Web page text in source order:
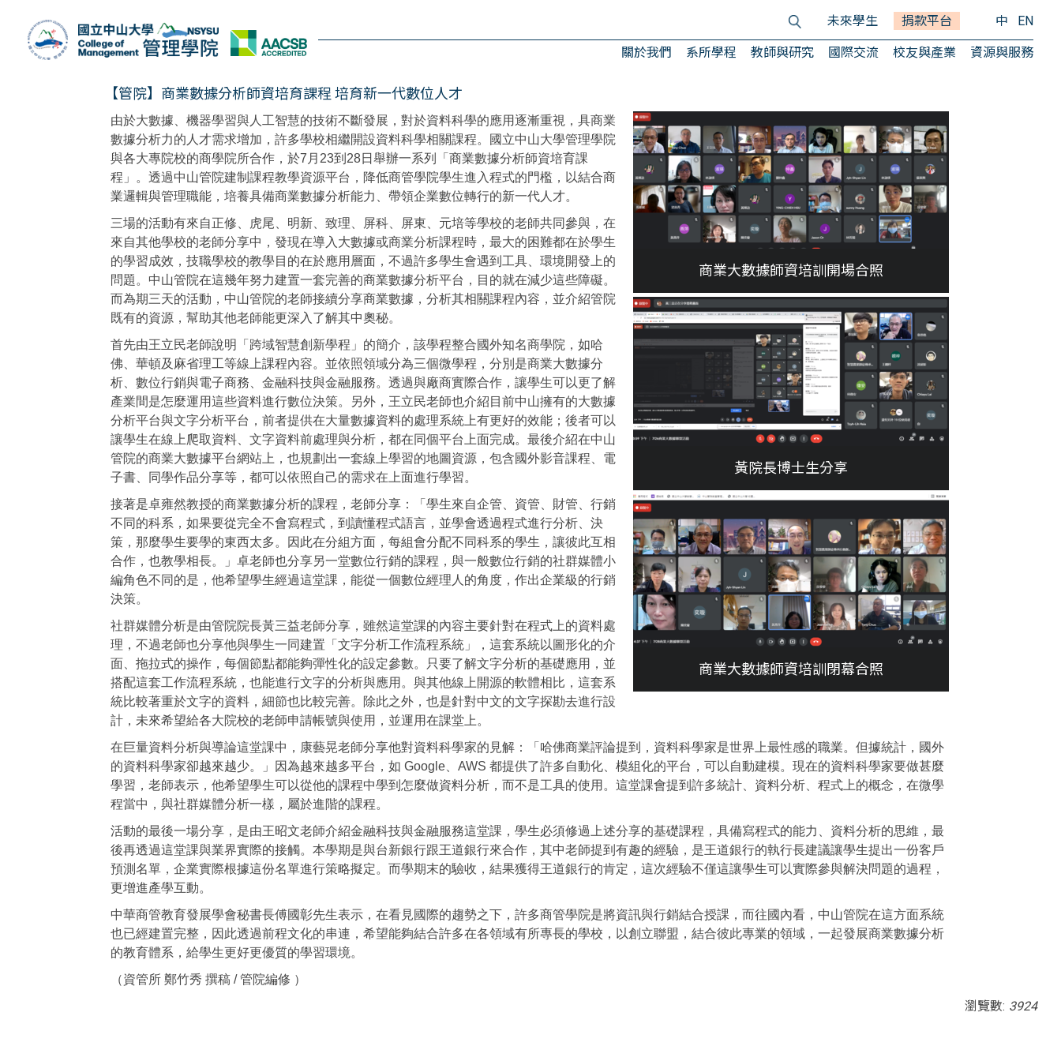
關於我們 系所學程 教師與研究 國際交流 校友與產業 資源與服務
未來學生 捐款平台 中 EN
【管院】商業數據分析師資培育課程 培育新一代數位人才
商業大數據師資培訓開場合照
黃院長博士生分享
商業大數據師資培訓閉幕合照
由於大數據、機器學習與人工智慧的技術不斷發展，對於資料科學的應用逐漸重視，具商業
數據分析力的人才需求增加，許多學校相繼開設資料科學相關課程。國立中山大學管理學院
與各大專院校的商學院所合作，於7月23到28日舉辦一系列「商業數據分析師資培育課
程」。透過中山管院建制課程教學資源平台，降低商管學院學生進入程式的門檻，以結合商
業邏輯與管理職能，培養具備商業數據分析能力、帶領企業數位轉行的新一代人才。
三場的活動有來自正修、虎尾、明新、致理、屏科、屏東、元培等學校的老師共同參與，在
來自其他學校的老師分享中，發現在導入大數據或商業分析課程時，最大的困難都在於學生
的學習成效，技職學校的教學目的在於應用層面，不過許多學生會遇到工具、環境開發上的
問題。中山管院在這幾年努力建置一套完善的商業數據分析平台，目的就在減少這些障礙。
而為期三天的活動，中山管院的老師接續分享商業數據，分析其相關課程內容，並介紹管院
既有的資源，幫助其他老師能更深入了解其中奧秘。
首先由王立民老師說明「跨域智慧創新學程」的簡介，該學程整合國外知名商學院，如哈
佛、華頓及麻省理工等線上課程內容。並依照領域分為三個微學程，分別是商業大數據分
析、數位行銷與電子商務、金融科技與金融服務。透過與廠商實際合作，讓學生可以更了解
產業間是怎麼運用這些資料進行數位決策。另外，王立民老師也介紹目前中山擁有的大數據
分析平台與文字分析平台，前者提供在大量數據資料的處理系統上有更好的效能；後者可以
讓學生在線上爬取資料、文字資料前處理與分析，都在同個平台上面完成。最後介紹在中山
管院的商業大數據平台網站上，也規劃出一套線上學習的地圖資源，包含國外影音課程、電
子書、同學作品分享等，都可以依照自己的需求在上面進行學習。
接著是卓雍然教授的商業數據分析的課程，老師分享：「學生來自企管、資管、財管、行銷
不同的科系，如果要從完全不會寫程式，到讀懂程式語言，並學會透過程式進行分析、決
策，那麼學生要學的東西太多。因此在分組方面，每組會分配不同科系的學生，讓彼此互相
合作，也教學相長。」卓老師也分享另一堂數位行銷的課程，與一般數位行銷的社群媒體小
編角色不同的是，他希望學生經過這堂課，能從一個數位經理人的角度，作出企業級的行銷
決策。
社群媒體分析是由管院院長黃三益老師分享，雖然這堂課的內容主要針對在程式上的資料處
理，不過老師也分享他與學生一同建置「文字分析工作流程系統」，這套系統以圖形化的介
面、拖拉式的操作，每個節點都能夠彈性化的設定參數。只要了解文字分析的基礎應用，並
搭配這套工作流程系統，也能進行文字的分析與應用。與其他線上開源的軟體相比，這套系
統比較著重於文字的資料，細節也比較完善。除此之外，也是針對中文的文字探勘去進行設
計，未來希望給各大院校的老師申請帳號與使用，並運用在課堂上。
在巨量資料分析與導論這堂課中，康藝晃老師分享他對資料科學家的見解：「 哈佛商業評論提到， 資料科學家是世界上最性感的職業。但據統計，國外
的資料科學家卻越來越少。」因為越來越多平台，如 Google、AWS 都提供了許多自動化、模組化的平台，可以自動建模。現在的資料科學家要做甚麼
學習，老師表示，他希望學生可以從他的課程中學到怎麼做資料分析，而不是工具的使用。這堂課會提到許多統計、資料分析、程式上的概念，在微學
程當中，與社群媒體分析一樣，屬於進階的課程。
活動的最後一場分享，是由王昭文老師介紹金融科技與金融服務這堂課，學生必須修過上述分享的基礎課程，具備寫程式的能力、資料分析的思維，最
後再透過這堂課與業界實際的接觸。本學期是與台新銀行跟王道銀行來合作，其中老師提到有趣的經驗，是王道銀行的執行長建議讓學生提出一份客戶
預測名單，企業實際根據這份名單進行策略擬定。而學期末的驗收，結果獲得王道銀行的肯定，這次經驗不僅這讓學生可以實際參與解決問題的過程，
更增進產學互動。
中華商管教育發展學會秘書長傅國彰先生表示，在看見國際的趨勢之下，許多商管學院是將資訊與行銷結合授課，而往國內看，中山管院在這方面系統
也已經建置完整，因此透過前程文化的串連，希望能夠結合許多在各領域有所專長的學校，以創立聯盟，結合彼此專業的領域，一起發展商業數據分析
的教育體系，給學生更好更優質的學習環境。
（資管所 鄭竹秀 撰稿 / 管院編修 ）
瀏覽數: 3924